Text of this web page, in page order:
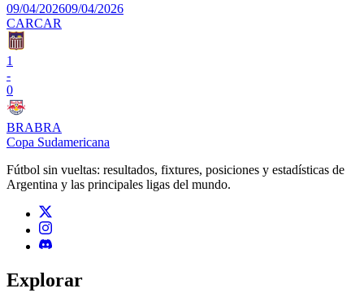
09/04/202609/04/2026
CARCAR
1
-
0
BRABRA
Copa Sudamericana
Fútbol sin vueltas: resultados, fixtures, posiciones y estadísticas de
Argentina y las principales ligas del mundo.
Explorar